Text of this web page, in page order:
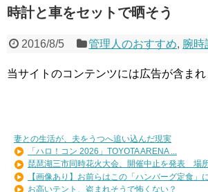
時計と車をセットで晒そう
2016/8/5 管理人のおすすめ, 腕時
当サイトのコンテンツには広告が含まれ
妻との生活が、夫をうつへ追い込んだ現実
「ハロ！コン 2026」TOYOTA ARENA ...
琵琶湖三市同時花火大会、開催中止を発表 場
【画像あり】お前らはこの「ハンバーグ定食」
お高いテント、盗まれそうで怖くない？